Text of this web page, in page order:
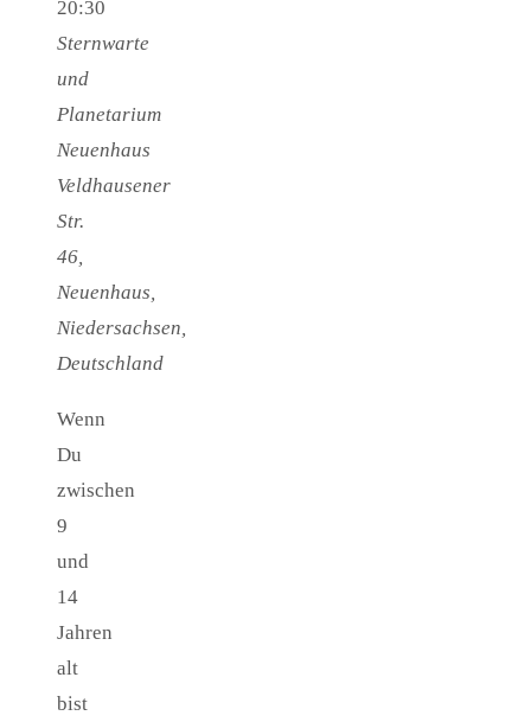
20:30
Sternwarte
und
Planetarium
Neuenhaus
Veldhausener
Str.
46,
Neuenhaus,
Niedersachsen,
Deutschland
Wenn
Du
zwischen
9
und
14
Jahren
alt
bist